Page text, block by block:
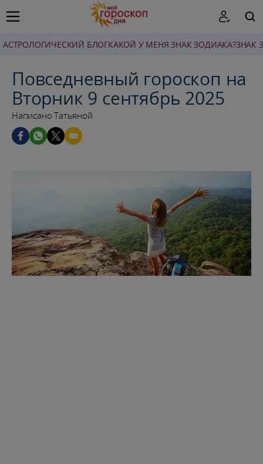
AСТРОЛОГИЧЕСКИЙ БЛОГКАКОЙ У МЕНЯ ЗНАК ЗОДИАКА?ЗНАК
Повседневный гороскоп на
Вторник 9 сентябрь 2025
Написано Татьяной